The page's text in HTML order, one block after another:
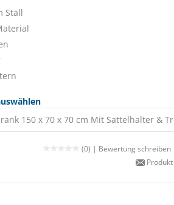
Stall
150 x 70 x 70 cm Mit Sattelhalter &
(0) | Bewertung schreiben